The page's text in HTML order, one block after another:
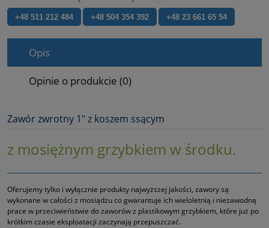
+48 511 212 484 +48 504 354 392 +48 23 661 65 54
Opis
Opinie o produkcie (0)
Zawór zwrotny 1" z koszem ssącym
z mosiężnym grzybkiem w środku.
Oferujemy tylko i wyłącznie produkty najwyższej jakości, zawory są
wykonane w całości z mosiądzu co gwarantuje ich wieloletnią i niezawodną
prace w przeciwieństwie do zaworów z plastikowym grzybkiem, które już po
krótkim czasie eksploatacji zaczynają przepuszczać.